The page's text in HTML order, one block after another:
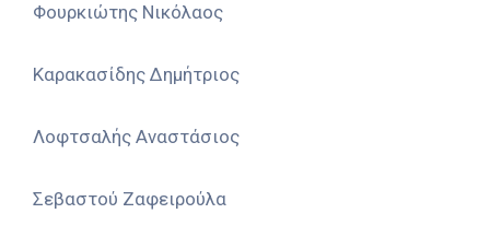
Φουρκιώτης Νικόλαος
Καρακασίδης Δημήτριος
Λοφτσαλής Αναστάσιος
Σεβαστού Ζαφειρούλα